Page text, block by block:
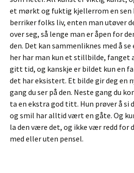
et mørkt og fuktig kjellerrom en sen
berriker folks liv, enten man utøver
over seg, så lenge man er åpen for
den. Det kan sammenliknes med å
her har man kun et stillbilde, fanget
gitt tid, og kanskje er bildet kun en
det har eksistert. Et bilde gir deg en
gang du ser på den. Neste gang du
ta en ekstra god titt. Hun prøver å si
og smil har alltid vært en gåte. Og
la den være det, og ikke vær redd for
med eller uten pensel.